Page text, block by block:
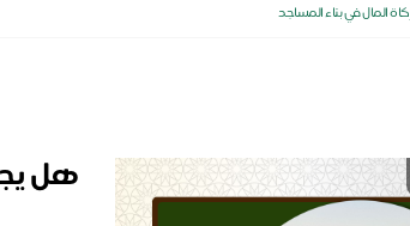
المال في بناء المساجد
هل